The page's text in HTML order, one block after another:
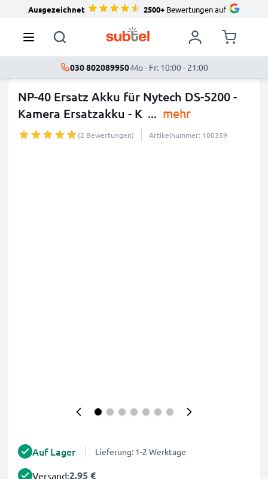
Ausgezeichnet 2500+Bewertungen auf
030 802089950·Mo - Fr: 10:00 - 21:00
NP-40 Ersatz Akku für Nytech DS-5200 -
Kamera Ersatzakku - K ... mehr
(2 Bewertungen) Artikelnummer: 100359
Auf Lager Lieferung: 1-2 Werktage
Versand:2.95 €